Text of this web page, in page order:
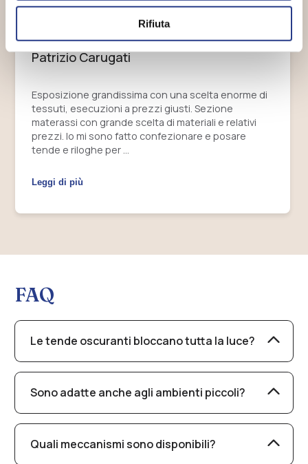
Rifiuta
Patrizio Carugati
Esposizione grandissima con una scelta enorme di
tessuti, esecuzioni a prezzi giusti. Sezione
materassi con grande scelta di materiali e relativi
prezzi. Io mi sono fatto confezionare e posare
tende e riloghe per …
Leggi di più
FAQ
Le tende oscuranti bloccano tutta la luce?
Sì, i tessuti oscuranti garantiscono un
oscuramento totale della luce.
Sono adatte anche agli ambienti piccoli?
Sì, aiutano a definire lo spazio e offrono
comfort visivo anche in stanze compatte,
Quali meccanismi sono disponibili?